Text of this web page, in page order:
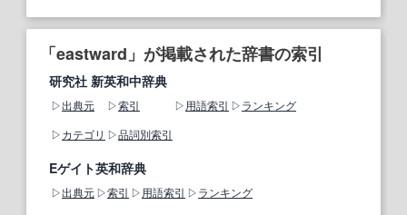
「eastward」が掲載された辞書の索引
研究社 新英和中辞典
出典元 索引 用語索引
ランキング
カテゴリ
品詞別索引
Eゲイト英和辞典
出典元 索引 用語索引 ランキング